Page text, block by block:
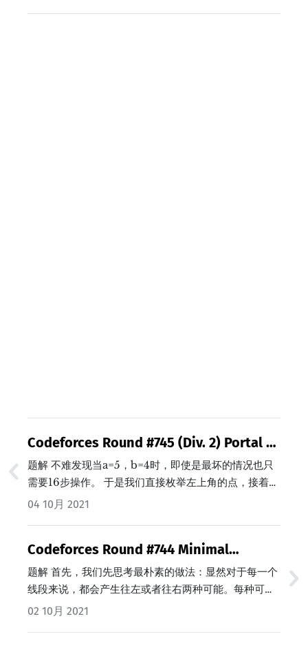
Codeforces Round #745 (Div. 2) Portal 题
解 (Java/C++)
题解 不难发现当a=5，b=4时，即使是最坏的情况也只
需要16步操作。 于是我们直接枚举左上角的点，接着从
小到大枚举这个portal的大小。不难发现，如果下图中
04 10月 2021
Codeforces Round #744 Minimal
Coverage 题解 (Java/C++)
题解 首先，我们先思考最朴素的做法：显然对于每一个
线段来说，都会产生往左或者往右两种可能。每种可能
都会包含三个信息：最左端的位置，最右端的位置和当
02 10月 2021